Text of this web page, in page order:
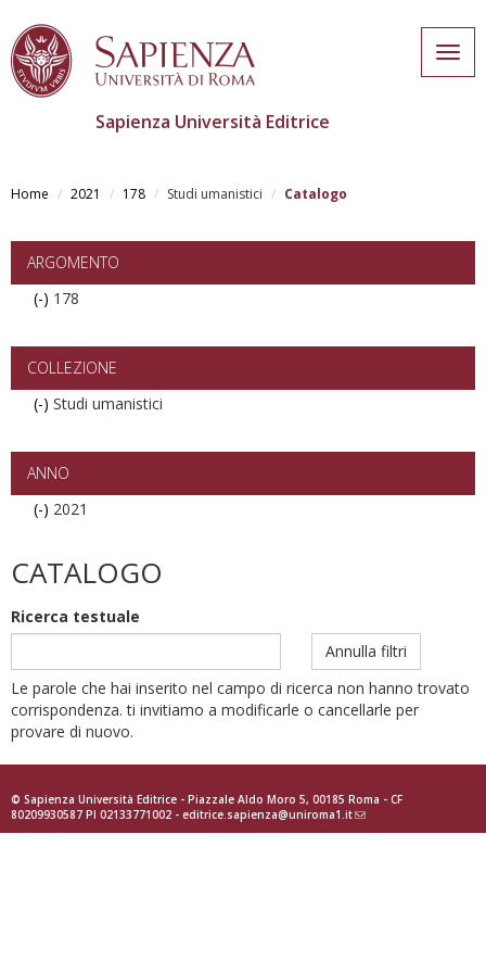
main
Sapienza Università Editrice
Home 2021 178 Studi umanistici Catalogo
ARGOMENTO
(-) Remove
filter
178
COLLEZIONE
(-) Remove
umanistici
filter
Studi umanistici
ANNO
(-) Remove
2021
CATALOGO
Ricerca testuale
Annulla filtri
Le parole che hai inserito nel campo di ricerca non hanno trovato
corrispondenza. ti invitiamo a modificarle o cancellarle per
provare di nuovo.
© Sapienza Università Editrice - Piazzale Aldo Moro 5, 00185 Roma - CF
80209930587 PI 02133771002 - editrice.sapienza@uniroma1.it(link
sends